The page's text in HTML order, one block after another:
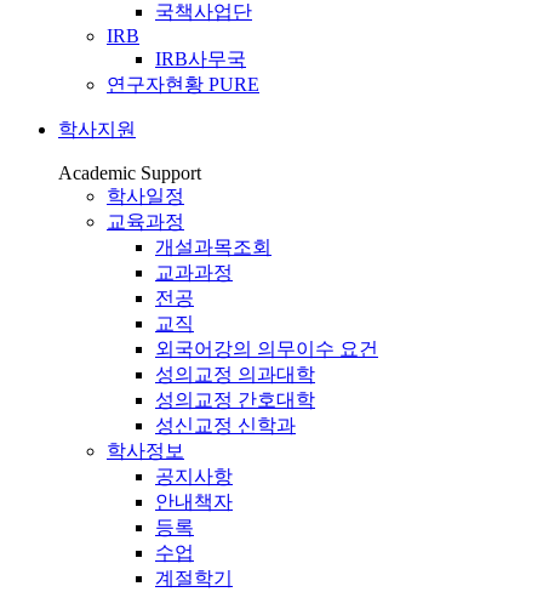
국책사업단
IRB
IRB사무국
연구자현황 PURE
학사지원
Academic Support
학사일정
교육과정
개설과목조회
교과과정
전공
교직
외국어강의 의무이수 요건
성의교정 의과대학
성의교정 간호대학
성신교정 신학과
학사정보
공지사항
안내책자
등록
수업
계절학기